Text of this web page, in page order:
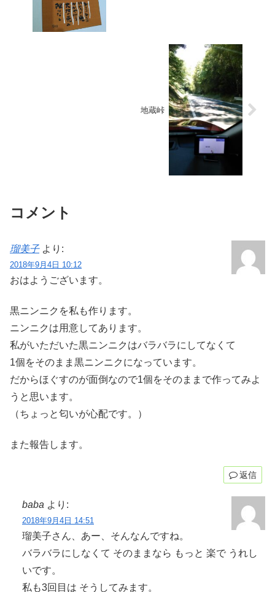
地蔵峠
コメント
瑠美子 より:
2018年9月4日 10:12
おはようございます。
黒ニンニクを私も作ります。
ニンニクは用意してあります。
私がいただいた黒ニンニクはバラバラにしてなくて
1個をそのまま黒ニンニクになっています。
だからほぐすのが面倒なので1個をそのままで作ってみよ
うと思います。
（ちょっと匂いが心配です。）
また報告します。
返信
baba より:
2018年9月4日 14:51
瑠美子さん、あー、そんなんですね。
バラバラにしなくて そのままなら もっと 楽で うれし
いです。
私も3回目は そうしてみます。